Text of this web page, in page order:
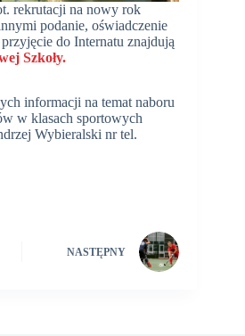
rekrutacji na nowy rok
podanie, oświadczenie
do Internatu znajdują
Szkoły.
informacji na temat naboru
w klasach sportowych
Wybieralski nr tel.
NASTĘPNY